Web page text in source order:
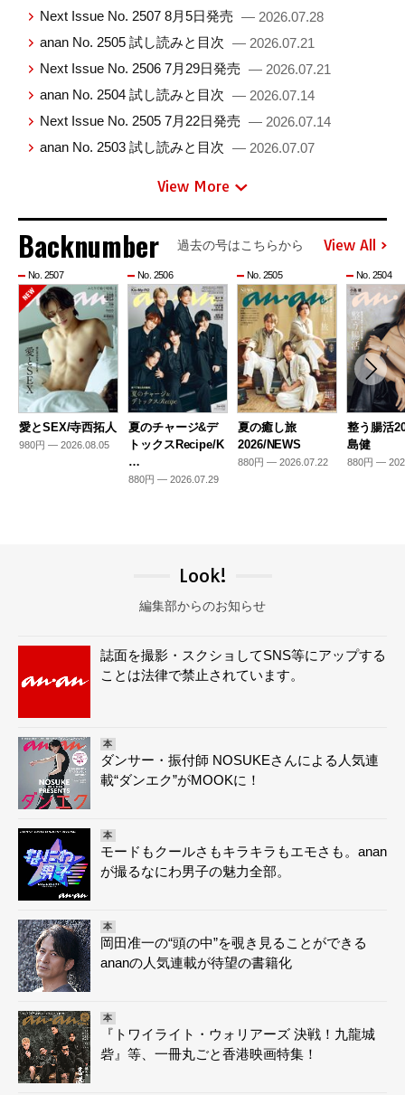
Next Issue No. 2507 8月5日発売 — 2026.07.28
anan No. 2505 試し読みと目次 — 2026.07.21
Next Issue No. 2506 7月29日発売 — 2026.07.21
anan No. 2504 試し読みと目次 — 2026.07.14
Next Issue No. 2505 7月22日発売 — 2026.07.14
anan No. 2503 試し読みと目次 — 2026.07.07
View More
Backnumber 過去の号はこちらから View All
No. 2507
愛とSEX/寺西拓人
980円 — 2026.08.05
No. 2506
夏のチャージ&デ
トックスRecipe/K
…
880円 — 2026.07.29
No. 2505
夏の癒し旅
2026/NEWS
880円 — 2026.07.22
No. 2504
整う腸活
島健
880円 —
Look!
編集部からのお知らせ
誌面を撮影・スクショしてSNS等にアップする
ことは法律で禁止されています。
本
ダンサー・振付師 NOSUKEさんによる人気連
載“ダンエク”がMOOKに！
本
モードもクールさもキラキラもエモさも。anan
が撮るなにわ男子の魅力全部。
本
岡田准一の“頭の中”を覗き見ることができる
ananの人気連載が待望の書籍化
本
『トワイライト・ウォリアーズ 決戦！九龍城
砦』等、一冊丸ごと香港映画特集！